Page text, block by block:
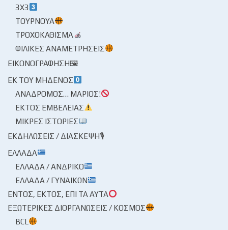
3X3
ΤΟΥΡΝΟΥΆ
ΤΡΟΧΟΚΆΘΙΣΜΑ
ΦΙΛΙΚΈΣ ΑΝΑΜΕΤΡΉΣΕΙΣ
ΕΙΚΟΝΟΓΡΆΦΗΣΗ🖼
ΕΚ ΤΟΥ ΜΗΔΕΝΌΣ
ΑΝΆΔΡΟΜΟΣ… ΜΆΡΙΟΣ!
ΕΚΤΌΣ ΕΜΒΈΛΕΙΑΣ
ΜΙΚΡΈΣ ΙΣΤΟΡΊΕΣ
ΕΚΔΗΛΏΣΕΙΣ / ΔΙΆΣΚΕΨΗ🎙
ΕΛΛΆΔΑ
ΕΛΛΆΔΑ / ΑΝΔΡΙΚΌ
ΕΛΛΆΔΑ / ΓΥΝΑΙΚΏΝ
ΕΝΤΌΣ, ΕΚΤΌΣ, ΕΠΊ ΤΑ ΑΥΤΆ
ΕΞΩΤΕΡΙΚΈΣ ΔΙΟΡΓΑΝΏΣΕΙΣ / ΚΌΣΜΟΣ
BCL